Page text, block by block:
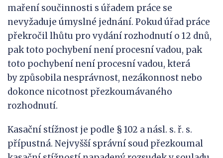
maření součinnosti s úřadem práce se
nevyžaduje úmyslné jednání. Pokud úřad práce
překročil lhůtu pro vydání rozhodnutí o 12 dnů,
pak toto pochybení není procesní vadou, pak
toto pochybení není procesní vadou, která
by způsobila nesprávnost, nezákonnost nebo
dokonce nicotnost přezkoumávaného
rozhodnutí.
Kasační stížnost je podle § 102 a násl. s. ř. s.
přípustná. Nejvyšší správní soud přezkoumal